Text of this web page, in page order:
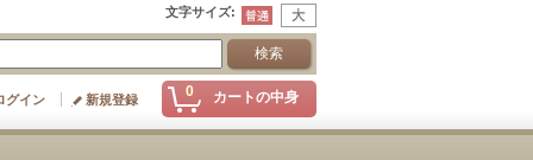
文字サイズ:
0 カートの中身
グイン 新規登録